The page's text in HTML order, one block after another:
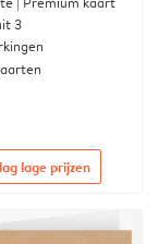
3
lage prijzen